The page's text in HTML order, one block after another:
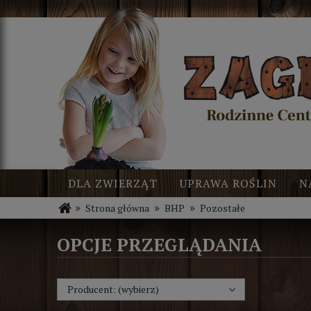
DLA ZWIERZĄT UPRAWA ROŚLIN
BLOG
NOWOŚCI
» Strona główna » BHP » Pozostałe
OPCJE PRZEGLĄDANIA
Producent: (wybierz)